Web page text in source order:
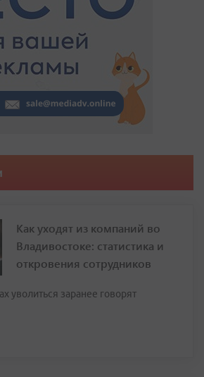
Как уходят из компаний во
Владивостоке: статистика и
откровения сотрудников
уволиться заранее говорят